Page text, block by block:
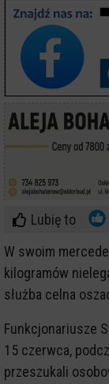
Lubię to
W swoim
kilogramów
służba celna
Funkcjonariusze
15 czerwca,
przeszukali